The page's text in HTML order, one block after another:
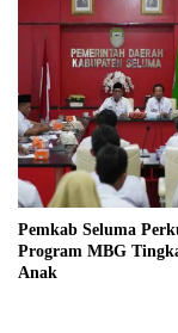
Pemkab Seluma
Program MBG
Anak